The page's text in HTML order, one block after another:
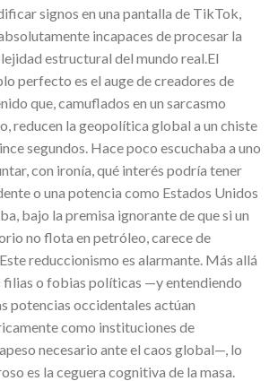
signos en una pantalla de TikTok,
incapaces de procesar la
estructural del mundo real.El
perfecto es el auge de creadores de
que, camuflados en un sarcasmo
reducen la geopolítica global a un chiste
segundos. Hace poco escuchaba a uno
con ironía, qué interés podría tener
o una potencia como Estados Unidos
bajo la premisa ignorante de que si un
no flota en petróleo, carece de
reduccionismo es alarmante. Más allá
filias o fobias políticas —y entendiendo
potencias occidentales actúan
como instituciones de
necesario ante el caos global—, lo
es la ceguera cognitiva de la masa.